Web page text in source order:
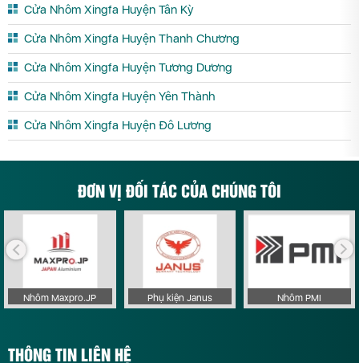
Cửa Nhôm Xingfa Huyện Tân Kỳ
Cửa Nhôm Xingfa Huyện Thanh Chương
Cửa Nhôm Xingfa Huyện Tương Dương
Cửa Nhôm Xingfa Huyện Yên Thành
Cửa Nhôm Xingfa Huyện Đô Lương
ĐƠN VỊ ĐỐI TÁC CỦA CHÚNG TÔI
Nhôm Maxpro.JP Phụ kiện Janus Nhôm PMI
THÔNG TIN LIÊN HỆ